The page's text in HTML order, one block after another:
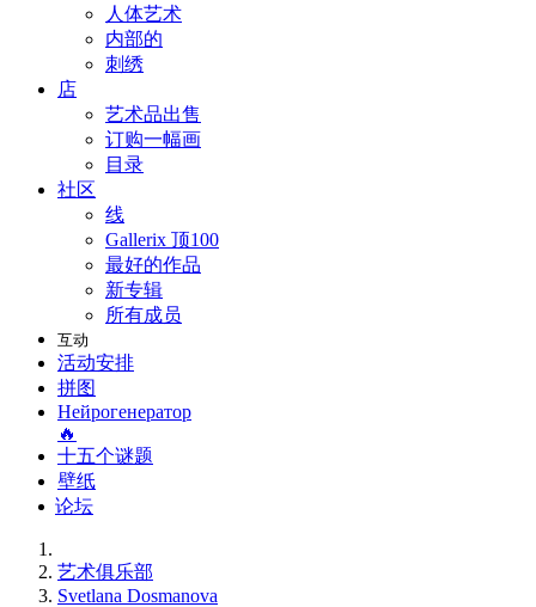
人体艺术
内部的
刺绣
店
艺术品出售
订购一幅画
目录
社区
线
Gallerix 顶100
最好的作品
新专辑
所有成员
互动
活动安排
拼图
Нейрогенератор
🔥
十五个谜题
壁纸
论坛
艺术俱乐部
Svetlana Dosmanova